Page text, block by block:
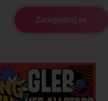
Zaregistruj se